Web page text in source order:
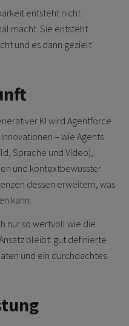
entsteht nicht
macht. Sie entsteht
und es dann gezielt
KI wird Agentforce
– wie Agents
Sprache und Video),
und kontextbewusster
dessen erweitern, was
kann.
nur so wertvoll wie die
bleibt: gut definierte
und ein durchdachtes